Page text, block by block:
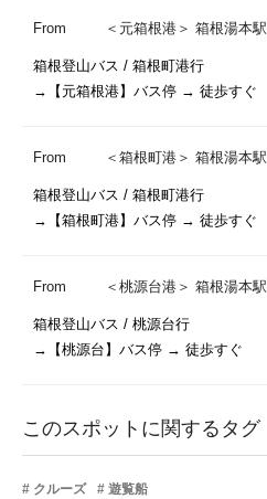
From ＜元箱根港＞ 箱根湯本駅
箱根登山バス / 箱根町港行
→【元箱根港】バス停 → 徒歩すぐ
From ＜箱根町港＞ 箱根湯本駅
箱根登山バス / 箱根町港行
→【箱根町港】バス停 → 徒歩すぐ
From ＜桃源台港＞ 箱根湯本駅
箱根登山バス / 桃源台行
→【桃源台】バス停 → 徒歩すぐ
このスポットに関するタグ
クルーズ 遊覧船